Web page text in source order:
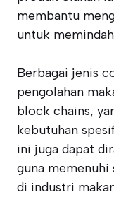
membantu
untuk
Berbagai jenis
pengolahan
block chains,
kebutuhan
ini juga dapat
guna memenuhi
di industri